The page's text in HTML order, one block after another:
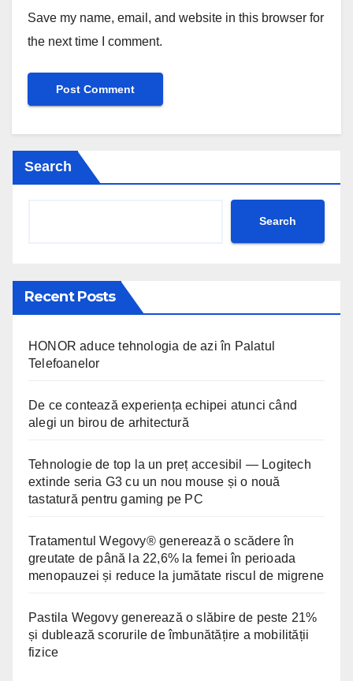
Save my name, email, and website in this browser for
the next time I comment.
Search
Search
Recent Posts
HONOR aduce tehnologia de azi în Palatul
Telefoanelor
De ce contează experiența echipei atunci când
alegi un birou de arhitectură
Tehnologie de top la un preț accesibil — Logitech
extinde seria G3 cu un nou mouse și o nouă
tastatură pentru gaming pe PC
Tratamentul Wegovy® generează o scădere în
greutate de până la 22,6% la femei în perioada
menopauzei și reduce la jumătate riscul de migrene
Pastila Wegovy generează o slăbire de peste 21%
și dublează scorurile de îmbunătățire a mobilității
fizice